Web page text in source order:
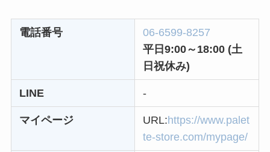
なぜ解約できない？
電話以外に手続きす
る方法ある？
ニューZの解約まと
め！電話が繋がらな
い時の裏ワザ
解約できない？バロ
電話番号
06-6599-8257
平日9:00～18:00 (土
日祝休み)
LINE -
マイページ URL: https://www.palet
te-store.com/mypage/